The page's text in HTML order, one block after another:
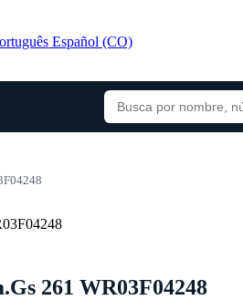
Español (CO)
261 WR03F04248